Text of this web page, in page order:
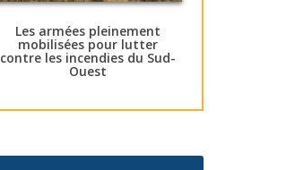
Les armées pleinement
mobilisées pour lutter
contre les incendies du Sud-
Ouest